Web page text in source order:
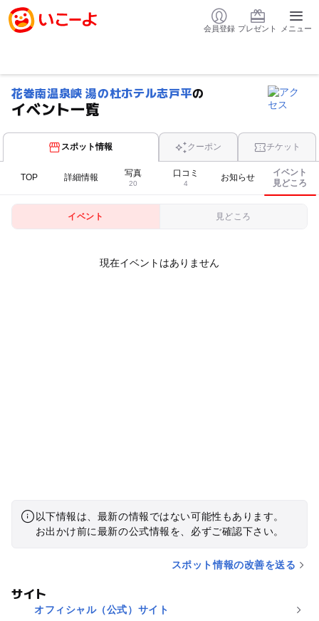
会員登録 プレゼント メニュー
花巻南温泉峡 湯の杜ホテル志戸平の
イベント一覧
スポット情報 クーポン チケット
TOP 詳細情報 写真
20
口コミ
4
お知らせ
イベント
見どころ
イベント 見どころ
現在イベントはありません
以下情報は、最新の情報ではない可能性もあります。
お出かけ前に最新の公式情報を、必ずご確認下さい。
スポット情報の改善を送る
サイト
オフィシャル（公式）サイト